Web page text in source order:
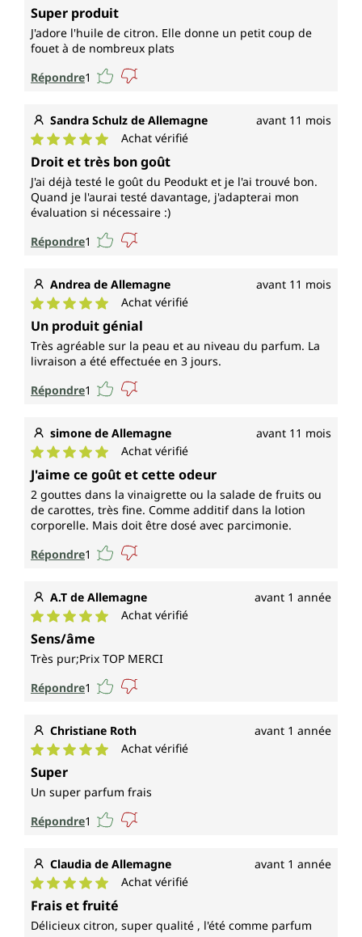
Note moyenne de 5 sur 5 étoiles
Super produit
J'adore l'huile de citron. Elle donne un petit coup de
fouet à de nombreux plats
Répondre1
Sandra Schulz de Allemagne avant 11 mois
Note moyenne de 5 sur 5 étoiles
Achat vérifié
Droit et très bon goût
J'ai déjà testé le goût du Peodukt et je l'ai trouvé bon.
Quand je l'aurai testé davantage, j'adapterai mon
évaluation si nécessaire :)
Répondre1
Andrea de Allemagne avant 11 mois
Note moyenne de 5 sur 5 étoiles
Achat vérifié
Un produit génial
Très agréable sur la peau et au niveau du parfum. La
livraison a été effectuée en 3 jours.
Répondre1
simone de Allemagne avant 11 mois
Note moyenne de 5 sur 5 étoiles
Achat vérifié
J'aime ce goût et cette odeur
2 gouttes dans la vinaigrette ou la salade de fruits ou
de carottes, très fine. Comme additif dans la lotion
corporelle. Mais doit être dosé avec parcimonie.
Répondre1
A.T de Allemagne avant 1 année
Note moyenne de 5 sur 5 étoiles
Achat vérifié
Sens/âme
Très pur;Prix TOP MERCI
Répondre1
Christiane Roth avant 1 année
Note moyenne de 5 sur 5 étoiles
Achat vérifié
Super
Un super parfum frais
Répondre1
Claudia de Allemagne avant 1 année
Note moyenne de 5 sur 5 étoiles
Achat vérifié
Frais et fruité
Délicieux citron, super qualité , l'été comme parfum